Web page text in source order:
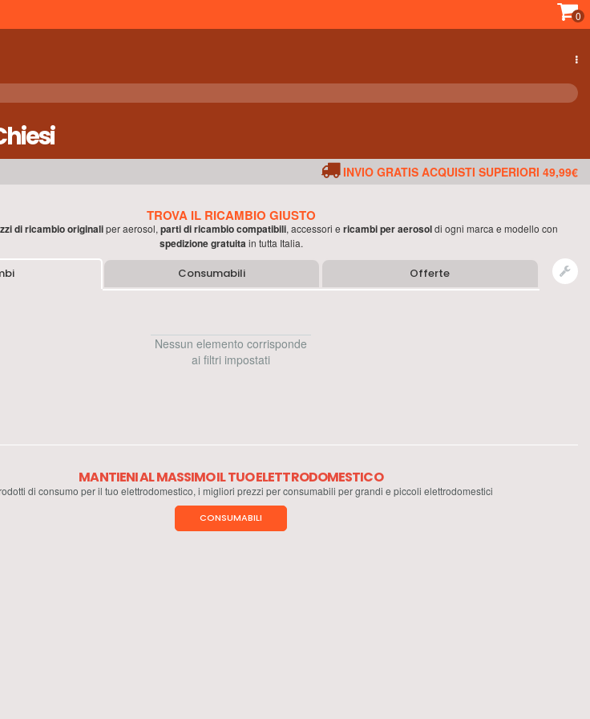
0
INVIO GRATIS ACQUISTI SUPERIORI 49,99€
TROVA IL RICAMBIO GIUSTO
di ricambio originaliperaerosol, parti di ricambio compatibili, accessori e ricambi peraerosoldi ogni marca e modello con
spedizione gratuita in tutta Italia.
Consumabili Offerte
Nessun elemento corrisponde
ai filtri impostati
MANTIENI AL MASSIMO IL TUO ELETTRODOMESTICO
di consumo per il tuo elettrodomestico, i migliori prezzi per consumabili per grandi e piccoli elettrodomestici
CONSUMABILI